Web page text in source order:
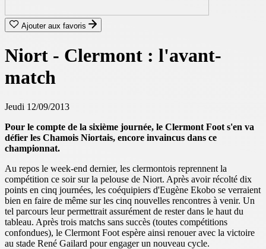
Ajouter aux favoris
Niort - Clermont : l'avant-
match
Jeudi 12/09/2013
Pour le compte de la sixième journée, le Clermont Foot s'en va
défier les Chamois Niortais, encore invaincus dans ce
championnat.
Au repos le week-end dernier, les clermontois reprennent la
compétition ce soir sur la pelouse de Niort. Après avoir récolté dix
points en cinq journées, les coéquipiers d'Eugène Ekobo se verraient
bien en faire de même sur les cinq nouvelles rencontres à venir. Un
tel parcours leur permettrait assurément de rester dans le haut du
tableau. Après trois matchs sans succès (toutes compétitions
confondues), le Clermont Foot espère ainsi renouer avec la victoire
au stade René Gailard pour engager un nouveau cycle.